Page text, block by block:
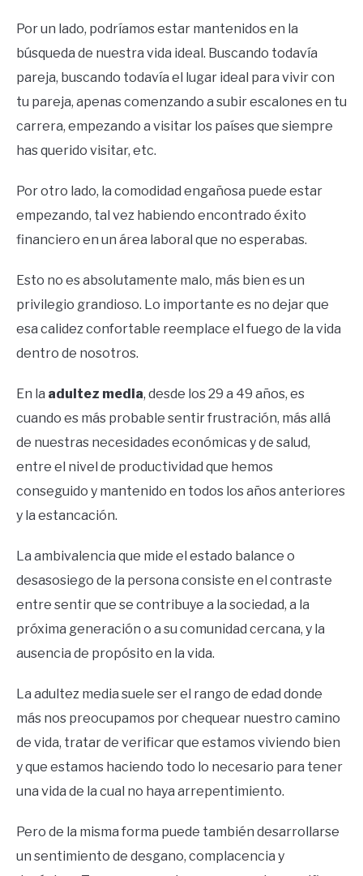
Por un lado, podríamos estar mantenidos en la
búsqueda de nuestra vida ideal. Buscando todavía
pareja, buscando todavía el lugar ideal para vivir con
tu pareja, apenas comenzando a subir escalones en tu
carrera, empezando a visitar los países que siempre
has querido visitar, etc.
Por otro lado, la comodidad engañosa puede estar
empezando, tal vez habiendo encontrado éxito
financiero en un área laboral que no esperabas.
Esto no es absolutamente malo, más bien es un
privilegio grandioso. Lo importante es no dejar que
esa calidez confortable reemplace el fuego de la vida
dentro de nosotros.
En la adultez media, desde los 29 a 49 años, es
cuando es más probable sentir frustración, más allá
de nuestras necesidades económicas y de salud,
entre el nivel de productividad que hemos
conseguido y mantenido en todos los años anteriores
y la estancación.
La ambivalencia que mide el estado balance o
desasosiego de la persona consiste en el contraste
entre sentir que se contribuye a la sociedad, a la
próxima generación o a su comunidad cercana, y la
ausencia de propósito en la vida.
La adultez media suele ser el rango de edad donde
más nos preocupamos por chequear nuestro camino
de vida, tratar de verificar que estamos viviendo bien
y que estamos haciendo todo lo necesario para tener
una vida de la cual no haya arrepentimiento.
Pero de la misma forma puede también desarrollarse
un sentimiento de desgano, complacencia y